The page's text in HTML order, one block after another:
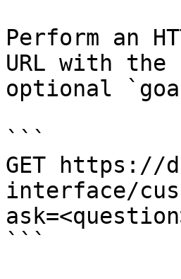
Perform an
URL with
optional
```
GET https://
interface/
```